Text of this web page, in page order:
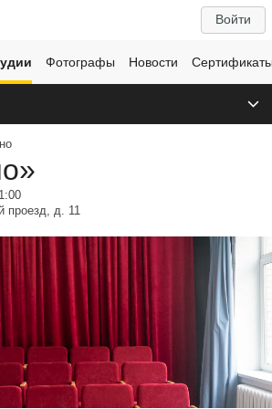
Войти
Фотографы Новости
проезд, д. 11